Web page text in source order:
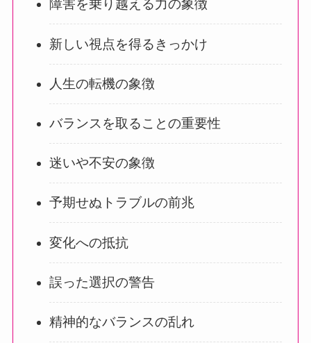
障害を乗り越える力の象徴
新しい視点を得るきっかけ
人生の転機の象徴
バランスを取ることの重要性
迷いや不安の象徴
予期せぬトラブルの前兆
変化への抵抗
誤った選択の警告
精神的なバランスの乱れ